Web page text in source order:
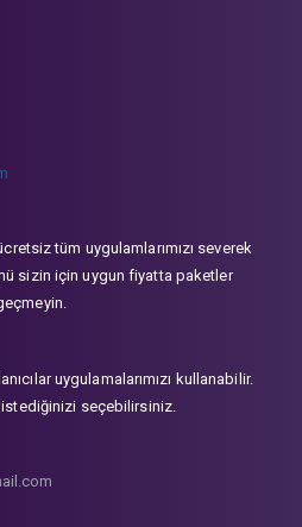
tüm uygulamlarımızı severek
sizin için uygun fiyatta paketler
uygulamalarımızı kullanabilir.
seçebilirsiniz.